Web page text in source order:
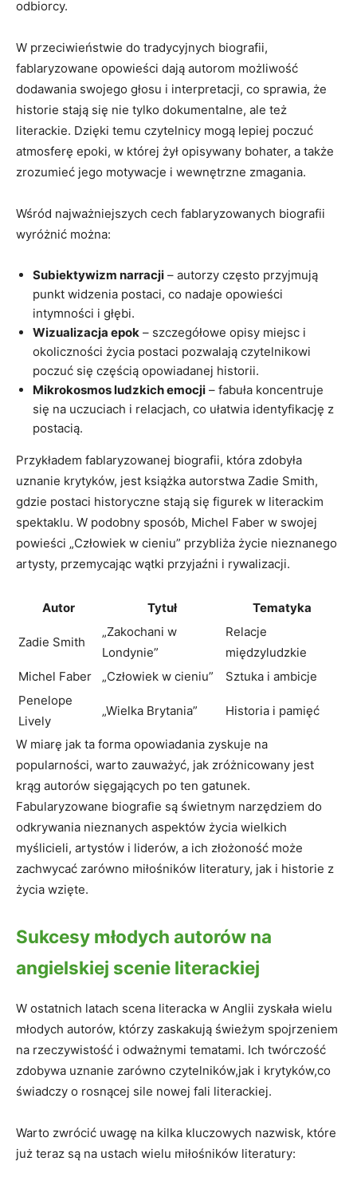
odbiorcy.
W przeciwieństwie do tradycyjnych biografii,
fablaryzowane opowieści dają autorom możliwość
dodawania swojego głosu i interpretacji, co sprawia, że
historie stają się nie tylko dokumentalne, ale też
literackie. Dzięki temu czytelnicy mogą lepiej poczuć
atmosferę epoki, w której żył opisywany bohater, a także
zrozumieć jego motywacje i wewnętrzne zmagania.
Wśród najważniejszych cech fablaryzowanych biografii
wyróżnić można:
Subiektywizm narracji – autorzy często przyjmują
punkt widzenia postaci, co nadaje opowieści
intymności i głębi.
Wizualizacja epok – szczegółowe opisy miejsc i
okoliczności życia postaci pozwalają czytelnikowi
poczuć się częścią opowiadanej historii.
Mikrokosmos ludzkich emocji – fabuła koncentruje
się na uczuciach i relacjach, co ułatwia identyfikację z
postacią.
Przykładem fablaryzowanej biografii, która zdobyła
uznanie krytyków, jest książka autorstwa Zadie Smith,
gdzie postaci historyczne stają się figurek w literackim
spektaklu. W podobny sposób, Michel Faber w swojej
powieści „Człowiek w cieniu” przybliża życie nieznanego
artysty, przemycając wątki przyjaźni i rywalizacji.
Autor Tytuł Tematyka
Zadie Smith
„Zakochani w
Londynie”
Relacje
międzyludzkie
Michel Faber
„Człowiek w cieniu”
Sztuka i ambicje
Penelope
Lively
„Wielka Brytania” Historia i pamięć
W miarę jak ta forma opowiadania zyskuje na
popularności, warto zauważyć, jak zróżnicowany jest
krąg autorów sięgających po ten gatunek.
Fabularyzowane biografie są świetnym narzędziem do
odkrywania nieznanych aspektów życia wielkich
myślicieli, artystów i liderów, a ich złożoność może
zachwycać zarówno miłośników literatury, jak i historie z
życia wzięte.
Sukcesy młodych autorów na
angielskiej scenie literackiej
W ostatnich latach scena literacka w Anglii zyskała wielu
młodych autorów, którzy zaskakują świeżym spojrzeniem
na rzeczywistość i odważnymi tematami. Ich twórczość
zdobywa uznanie zarówno czytelników,jak i krytyków,co
świadczy o rosnącej sile nowej fali literackiej.
Warto zwrócić uwagę na kilka kluczowych nazwisk, które
już teraz są na ustach wielu miłośników literatury: